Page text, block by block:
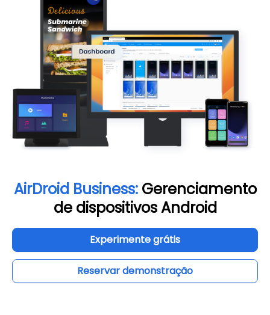
AirDroid Business:Gerenciamento
de dispositivos Android
Experimente grátis
Reservar demonstração